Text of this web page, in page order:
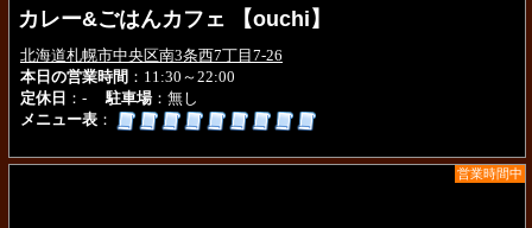
カレー&ごはんカフェ 【ouchi】
北海道札幌市中央区南3条西7丁目7-26
本日の営業時間 ：11:30～22:00
定休日 ：-駐車場：無し
メニュー表 ：
営業時間中